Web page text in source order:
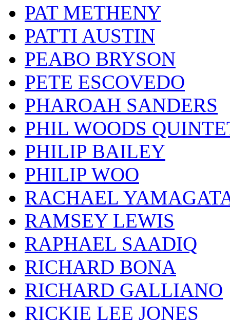
PAT METHENY
PATTI AUSTIN
PEABO BRYSON
PETE ESCOVEDO
PHAROAH SANDERS
PHIL WOODS
PHILIP BAILEY
PHILIP WOO
RACHAEL
RAMSEY LEWIS
RAPHAEL SAADIQ
RICHARD BONA
RICHARD GALLIANO
RICKIE LEE JONES